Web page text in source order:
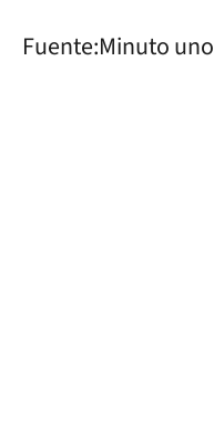
Fuente:Minuto uno